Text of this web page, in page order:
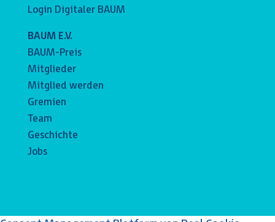
Login Digitaler BAUM
BAUM E.V.
BAUM-Preis
Mitglieder
Mitglied werden
Gremien
Team
Geschichte
Jobs